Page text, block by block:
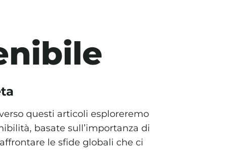
questi articoli esploreremo
basate sull’importanza di
le sfide globali che ci